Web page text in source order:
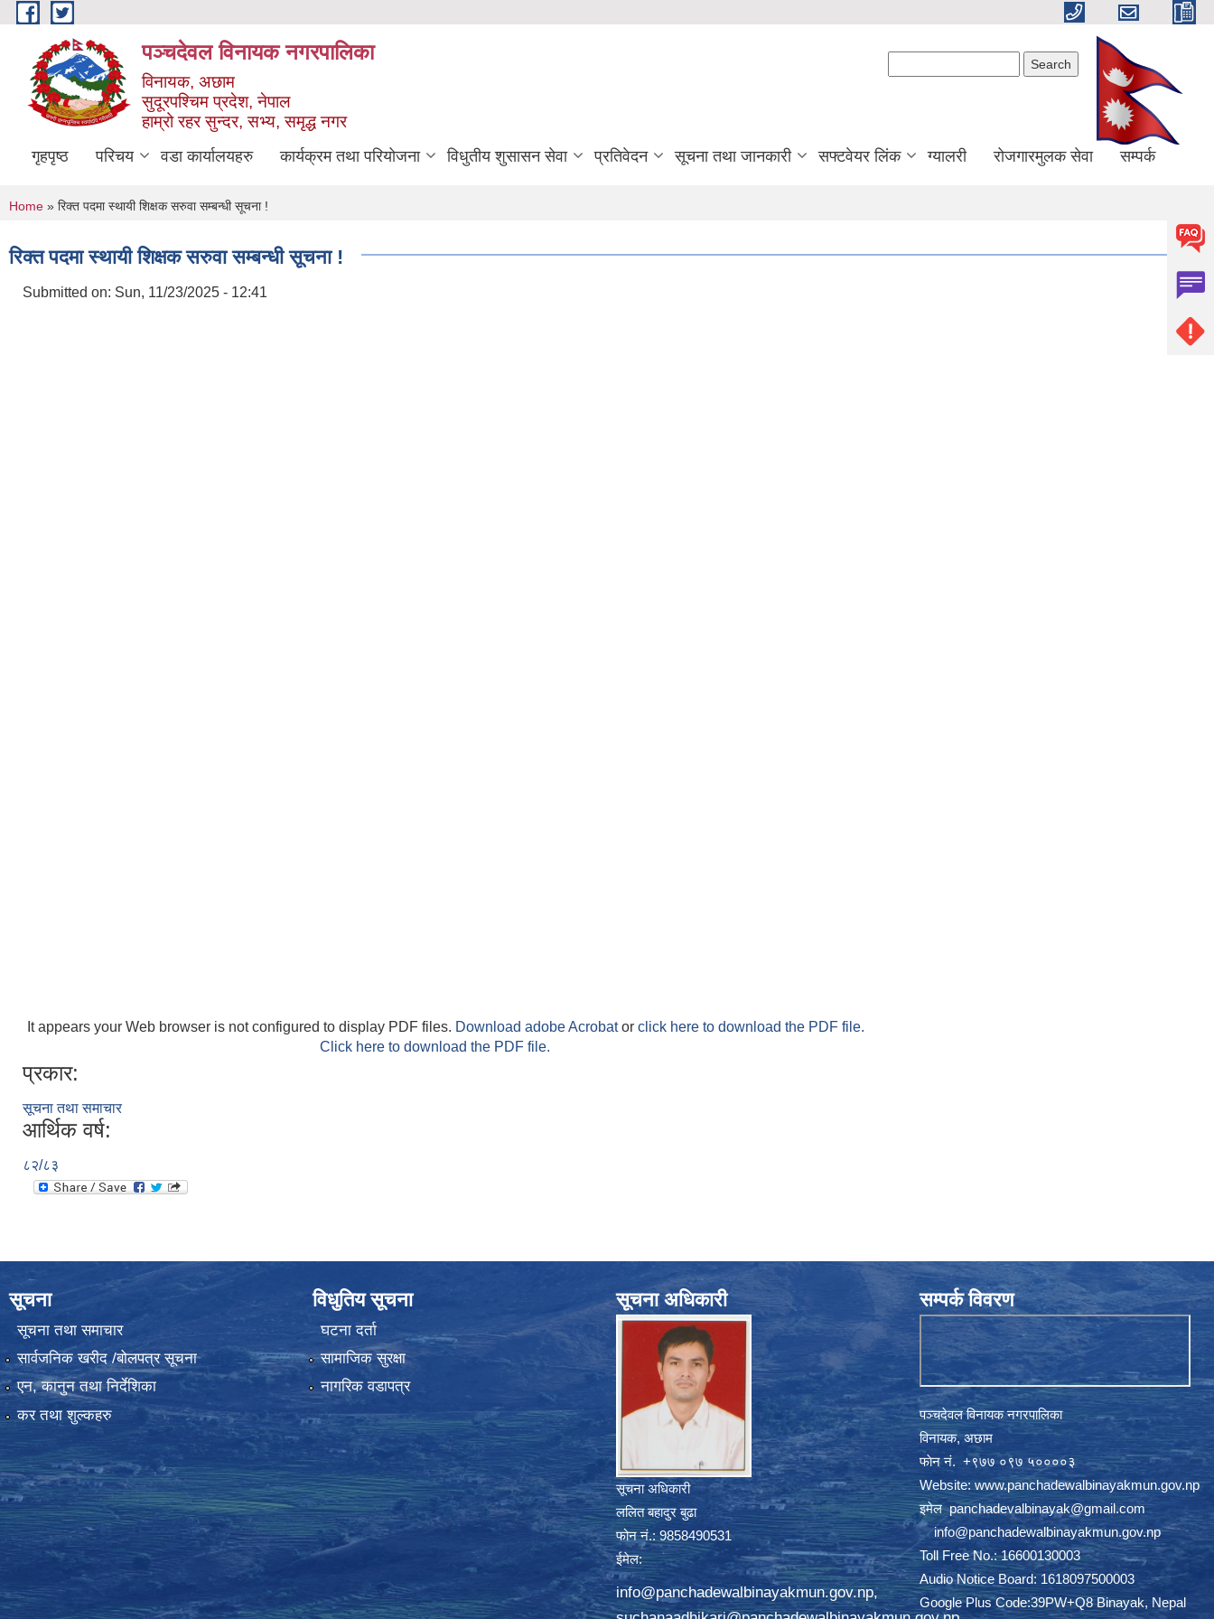
Skip to main content
पञ्चदेवल विनायक नगरपालिका
विनायक, अछाम
सुदूरपश्चिम प्रदेश, नेपाल
हाम्रो रहर सुन्दर, सभ्य, समृद्ध नगर
गृहपृष्ठ परिचय वडा कार्यालयहरु कार्यक्रम तथा परियोजना विधुतीय शुसासन सेवा प्रतिवेदन सूचना तथा जानकारी सफ्टवेयर लिंक ग्यालरी रोजगारमुलक सेवा सम्पर्क
You are here
Home » रिक्त पदमा स्थायी शिक्षक सरुवा सम्बन्धी सूचना !
रिक्त पदमा स्थायी शिक्षक सरुवा सम्बन्धी सूचना !
Submitted on: Sun, 11/23/2025 - 12:41
It appears your Web browser is not configured to display PDF files. Download adobe Acrobator click here to download the PDF file.
Click here to download the PDF file.
प्रकार:
सूचना तथा समाचार
आर्थिक वर्ष:
८२/८३
सूचना
सूचना तथा समाचार
सार्वजनिक खरीद /बोलपत्र सूचना
एन, कानुन तथा निर्देशिका
कर तथा शुल्कहरु
विधुतिय सूचना
घटना दर्ता
सामाजिक सुरक्षा
नागरिक वडापत्र
सूचना अधिकारी
सूचना अधिकारी
ललित बहादुर बुढा
फोन नं.: 9858490531
ईमेल:
info@panchadewalbinayakmun.gov.np,
सम्पर्क विवरण
पञ्चदेवल विनायक नगरपालिका
विनायक, अछाम
फाेन नं‍‍‍‍. ‌+९७७ ०९७ ५००००३
Website: www.panchadewalbinayakmun.gov.np
इमेलpanchadevalbinayak@gmail.com
‌ ‌info@panchadewalbinayakmun.gov.np
Toll Free No.: 16600130003
Audio Notice Board: 1618097500003
Google Plus Code:39PW+Q8 Binayak, Nepal